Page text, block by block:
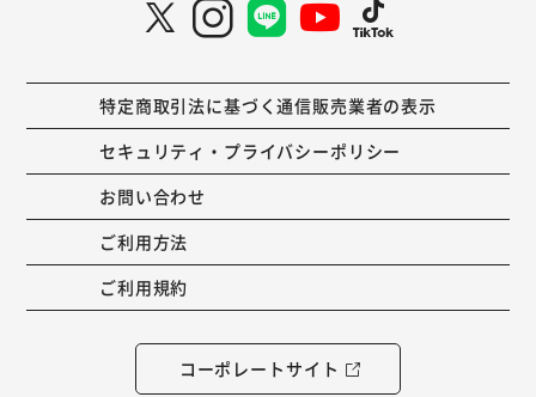
特定商取引法に基づく通信販売業者の表示
セキュリティ・プライバシーポリシー
お問い合わせ
ご利用方法
ご利用規約
コーポレートサイト